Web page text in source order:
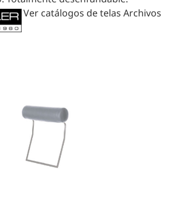
English
Ver catálogos de telas Archivos